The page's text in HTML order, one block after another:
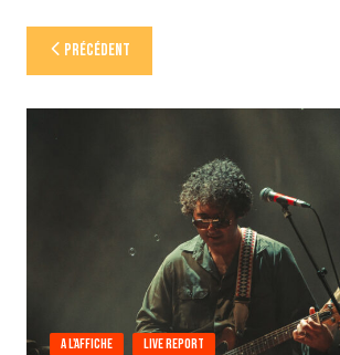
Navigation
de
l’article
Précédent
A l'affiche Live report